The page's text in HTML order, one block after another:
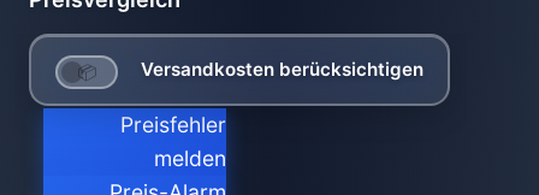
Versandkosten berücksichtigen
Preisfehler
melden